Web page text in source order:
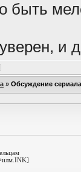
быть
и
» Обсуждение